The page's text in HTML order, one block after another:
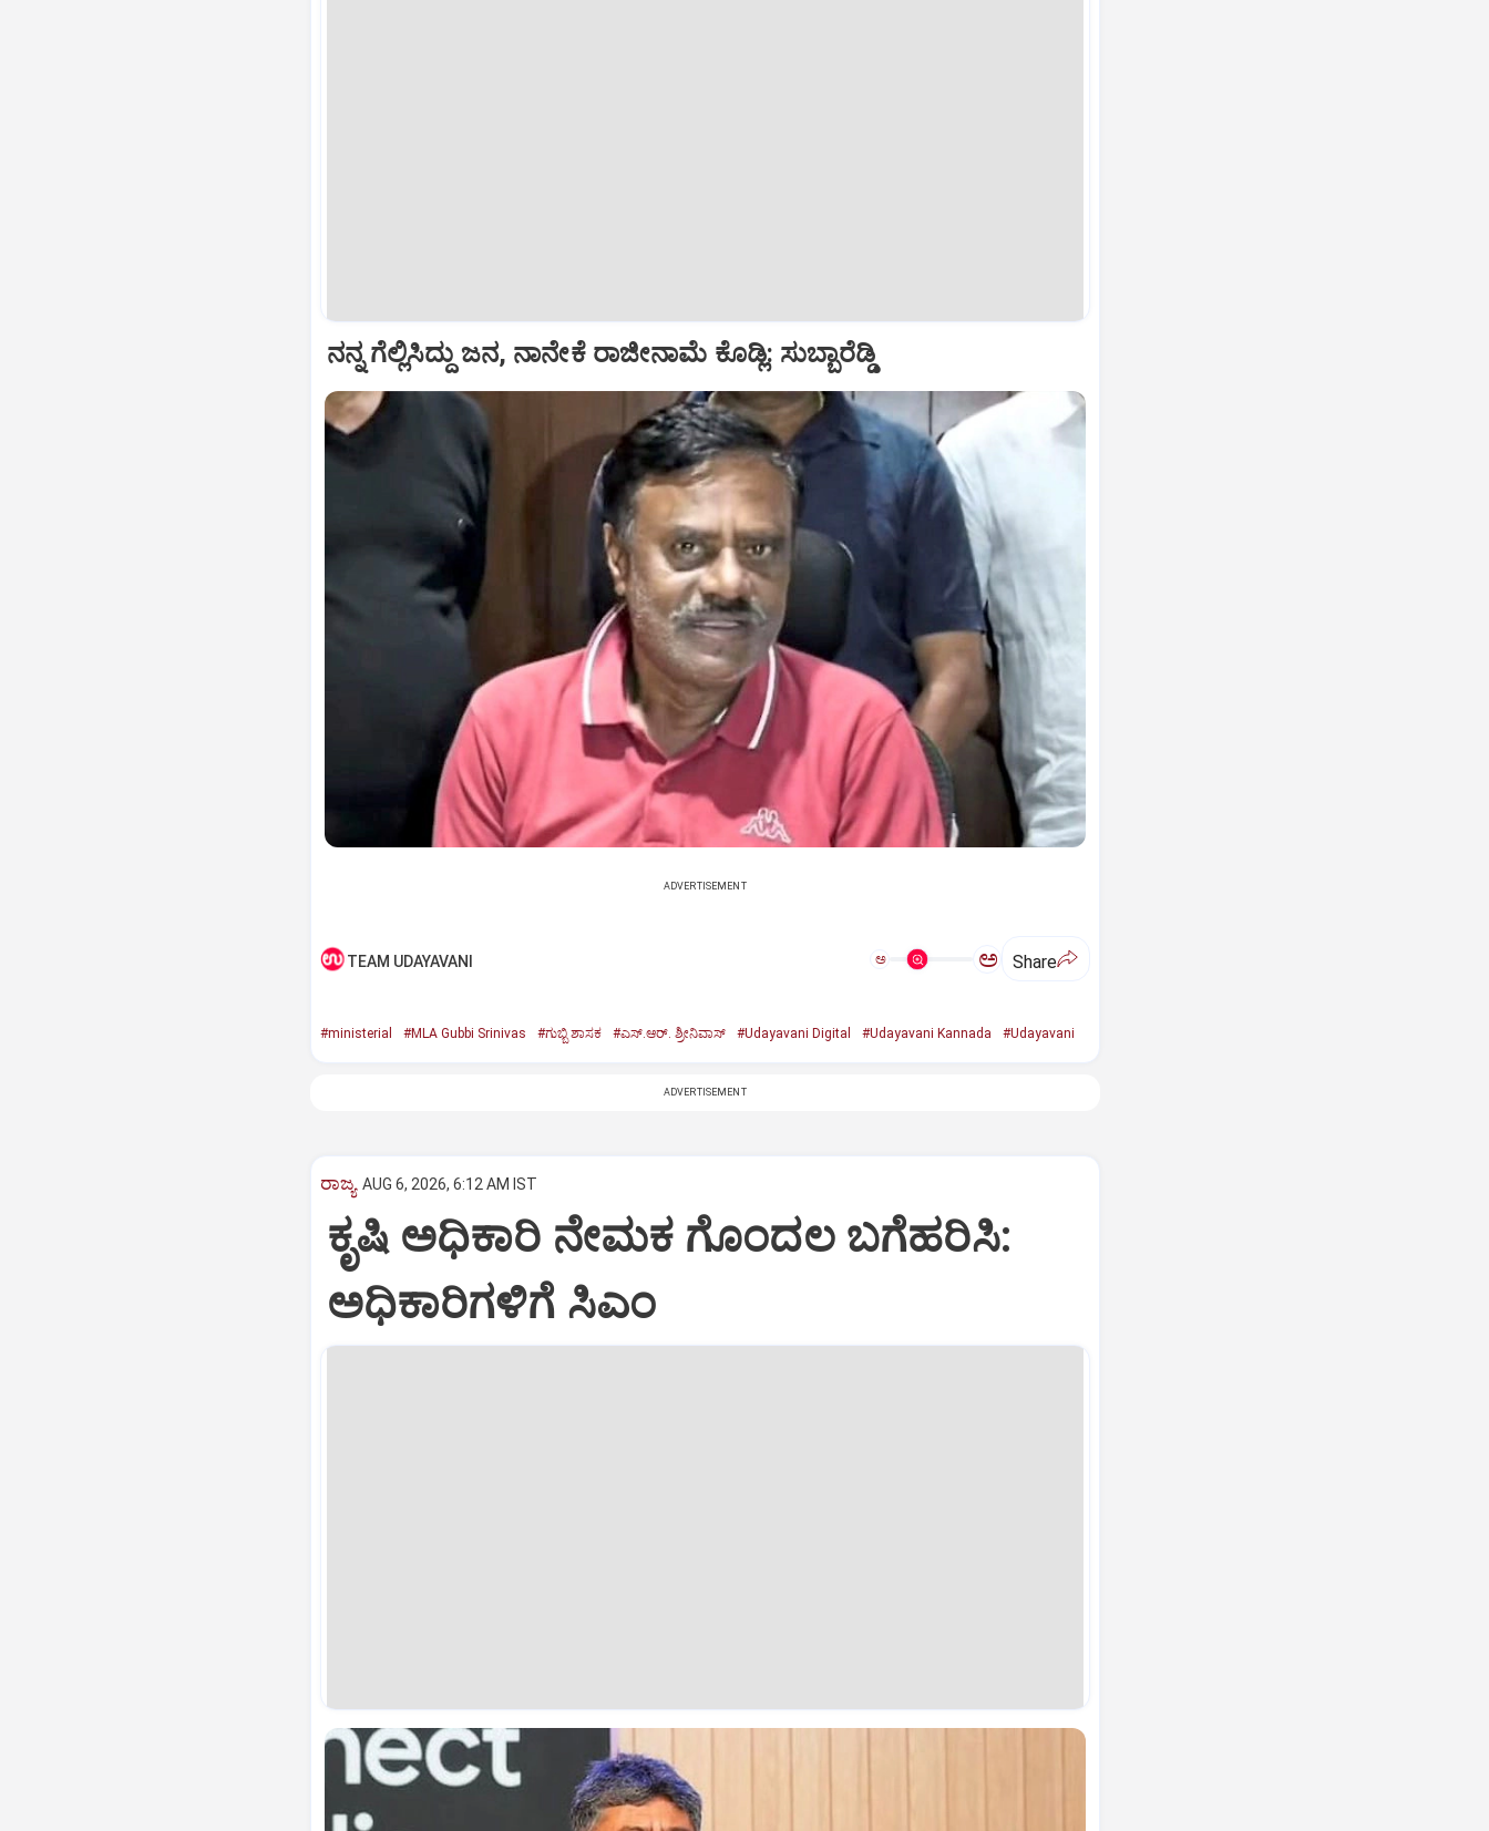
ನನ್ನ ಗೆಲ್ಲಿಸಿದ್ದು ಜನ, ನಾನೇಕೆ ರಾಜೀನಾಮೆ ಕೊಡ್ಲಿ: ಸುಬ್ಬಾರೆಡ್ಡಿ
ADVERTISEMENT
TEAM UDAYAVANI ಅ ಅ Share
#ministerial #MLA Gubbi Srinivas #ಗುಬ್ಬಿ ಶಾಸಕ #ಎಸ್.ಆರ್. ಶ್ರೀನಿವಾಸ್ #Udayavani Digital #Udayavani Kannada #Udayavani
ADVERTISEMENT
ರಾಜ್ಯ AUG 6, 2026, 6:12 AM IST
ಕೃಷಿ ಅಧಿಕಾರಿ ನೇಮಕ ಗೊಂದಲ ಬಗೆಹರಿಸಿ:
ಅಧಿಕಾರಿಗಳಿಗೆ ಸಿಎಂ